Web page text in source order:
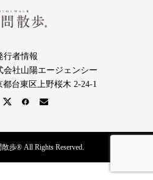
行者情報
会社山陽エージェンシー
台東区上野桜木 2-24-1
歩® All Rights Reserved.